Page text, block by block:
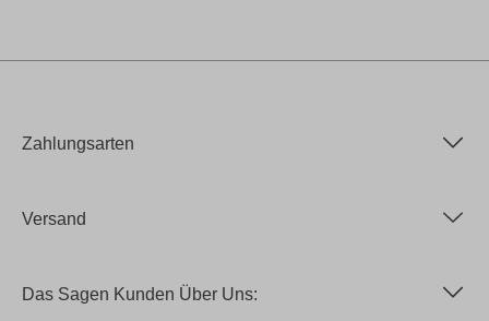
Zahlungsarten
Versand
Das Sagen Kunden Über Uns: